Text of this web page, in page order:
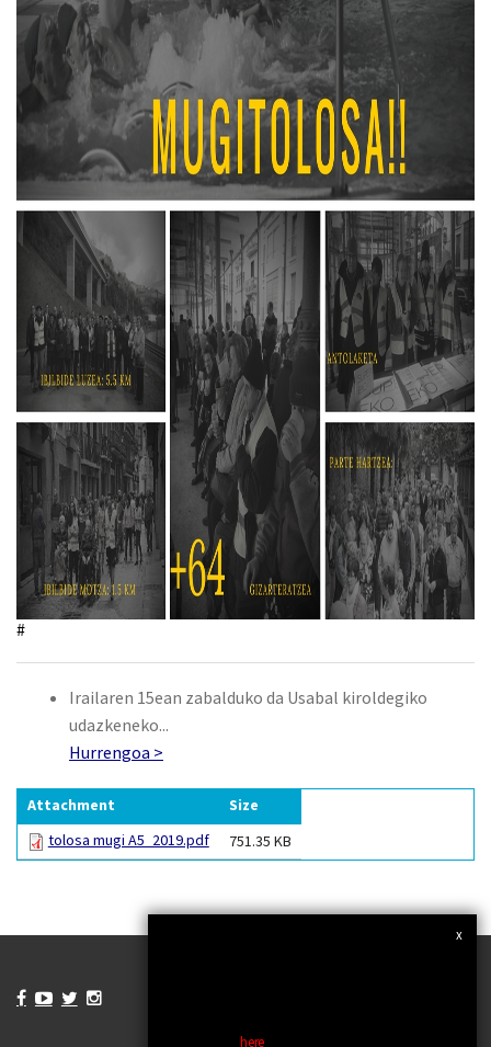
#
Irailaren 15ean zabalduko da Usabal kiroldegiko
udazkeneko...
Hurrengoa >
Attachment
Size
tolosa mugi A5_2019.pdf
751.35 KB
x
informationhere
   